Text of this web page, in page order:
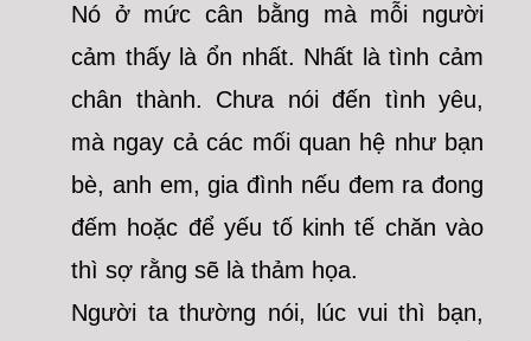
Nó ở mức cân bằng mà mỗi người
cảm thấy là ổn nhất. Nhất là tình cảm
chân thành. Chưa nói đến tình yêu,
mà ngay cả các mối quan hệ như bạn
bè, anh em, gia đình nếu đem ra đong
đếm hoặc để yếu tố kinh tế chăn vào
thì sợ rằng sẽ là thảm họa.
Người ta thường nói, lúc vui thì bạn,